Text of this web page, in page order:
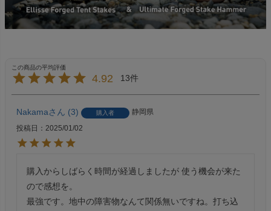
4.92 13
Nakama 3 購入者
静岡県
投稿日
2025/01/02
購入からしばらく時間が経過しましたが 使う機会が来た
ので感想を。
最強です。地中の障害物なんて関係無いですね。打ち込